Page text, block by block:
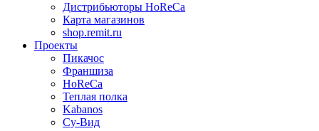
Дистрибьюторы HoReCa
Карта магазинов
shop.remit.ru
Проекты
Пикачос
Франшиза
HoReCa
Теплая полка
Kabanos
Су-Вид